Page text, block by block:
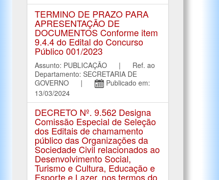
TERMINO DE PRAZO PARA
APRESENTAÇÃO DE
DOCUMENTOS Conforme item
9.4.4 do Edital do Concurso
Público 001/2023
Assunto: PUBLICAÇÃO | Ref. ao
Departamento: SECRETARIA DE
GOVERNO |
Publicado em:
13/03/2024
DECRETO Nº. 9.562 Designa
Comissão Especial de Seleção
dos Editais de chamamento
público das Organizações da
Sociedade Civil relacionados ao
Desenvolvimento Social,
Turismo e Cultura, Educação e
Esporte e Lazer, nos termos do